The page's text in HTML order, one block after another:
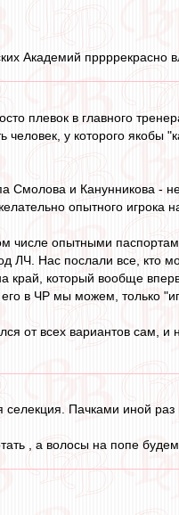
Академий пррррекрасно
плевок в главного
у которого якобы
Смолова и Канунникова -
опытного игрока
числе опытными
ЛЧ. Нас послали все, кто
край, который вообще
в ЧР мы можем, только
от всех вариантов сам, и
Пачками иной
, а волосы на попе